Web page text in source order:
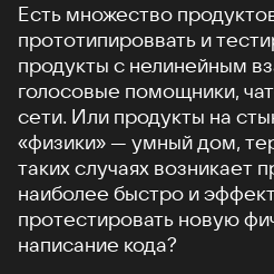
Есть множество
прототипироввать и
продукты с нелинейным
голосовые помощники,
сети. Или продукты на
«физики» — умный дом,
таких случаях возникает
наиболее быстро и
протестировать новую
написание кода?